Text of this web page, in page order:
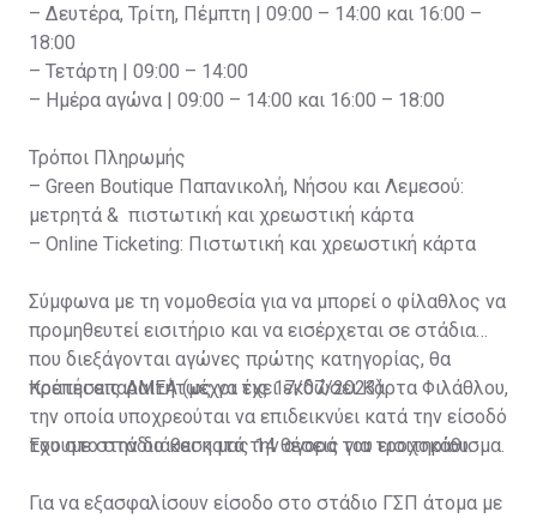
– Δευτέρα, Τρίτη, Πέμπτη | 09:00 – 14:00 και 16:00 –
18:00
– Τετάρτη | 09:00 – 14:00
– Ημέρα αγώνα | 09:00 – 14:00 και 16:00 – 18:00
Τρόποι Πληρωμής
– Green Boutique Παπανικολή, Νήσου και Λεμεσού:
μετρητά & πιστωτική και χρεωστική κάρτα
– Online Ticketing: Πιστωτική και χρεωστική κάρτα
Σύμφωνα με τη νομοθεσία για να μπορεί ο φίλαθλος να
προμηθευτεί εισιτήριο και να εισέρχεται σε στάδια
που διεξάγονται αγώνες πρώτης κατηγορίας, θα
πρέπει απαραιτήτως να έχει εκδώσει Κάρτα Φιλάθλου,
την οποία υποχρεούται να επιδεικνύει κατά την είσοδό
του στο στάδιο και κατά την αγορά του εισιτηρίου.
Κρατήσεις ΑΜΕΑ (μέχρι τις 17/07/2023)
Έχουμε στην διάθεση μας 14 θέσεις για τροχοκάθισμα.
Για να εξασφαλίσουν είσοδο στο στάδιο ΓΣΠ άτομα με